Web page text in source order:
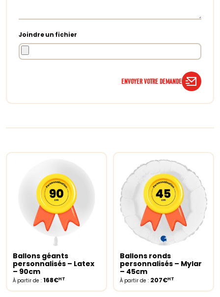
Joindre un fichier
ENVOYER VOTRE DEMANDE
Select options
Ballons géants
personnalisés – Latex
– 90cm
À partir de : 168€HT
Select options
Ballons ronds
personnalisés – Mylar
– 45cm
À partir de : 207€HT